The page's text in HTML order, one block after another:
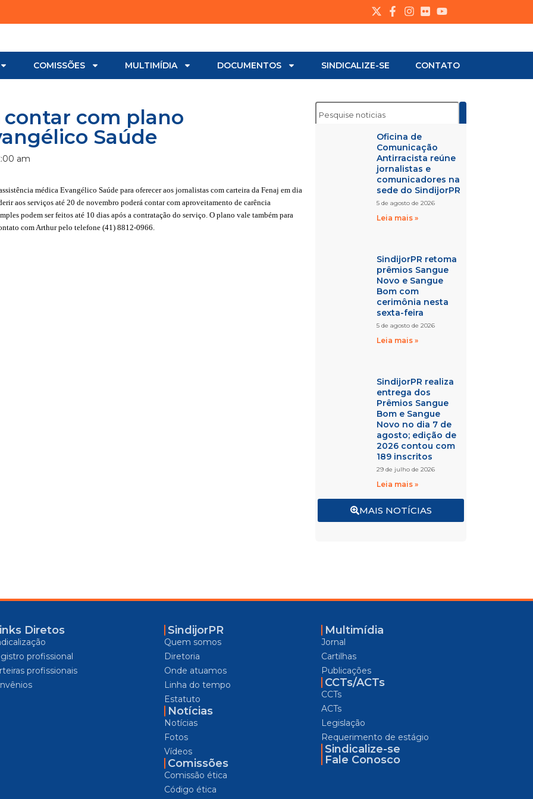
COMISSÕES MULTIMÍDIA DOCUMENTOS SINDICALIZE-SE CONTATO
com plano
Saúde
am
médica Evangélico Saúde para oferecer aos jornalistas com carteira da Fenaj em dia
aos serviços até 20 de novembro poderá contar com aproveitamento de carência
podem ser feitos até 10 dias após a contratação do serviço. O plano vale também para
com Arthur pelo telefone (41) 8812-0966.
Oficina de
Comunicação
Antirracista reúne
jornalistas e
comunicadores na
sede do SindijorPR
5 de agosto de 2026
Leia mais »
SindijorPR retoma
prêmios Sangue
Novo e Sangue
Bom com
cerimônia nesta
sexta-feira
5 de agosto de 2026
Leia mais »
SindijorPR realiza
entrega dos
Prêmios Sangue
Bom e Sangue
Novo no dia 7 de
agosto; edição de
2026 contou com
189 inscritos
29 de julho de 2026
Leia mais »
MAIS NOTÍCIAS
Diretos
profissional
profissionais
SindijorPR
Quem somos
Diretoria
Onde atuamos
Linha do tempo
Estatuto
Notícias
Notícias
Fotos
Vídeos
Comissões
Comissão ética
Código ética
Multimídia
Jornal
Cartilhas
Publicações
CCTs/ACTs
CCTs
ACTs
Legislação
Requerimento de estágio
Sindicalize-se
Fale Conosco